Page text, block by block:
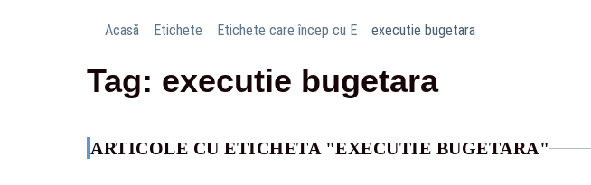
Acasă Etichete Etichete care încep cu E executie bugetara
Tag: executie bugetara
ARTICOLE CU ETICHETA "EXECUTIE BUGETARA"